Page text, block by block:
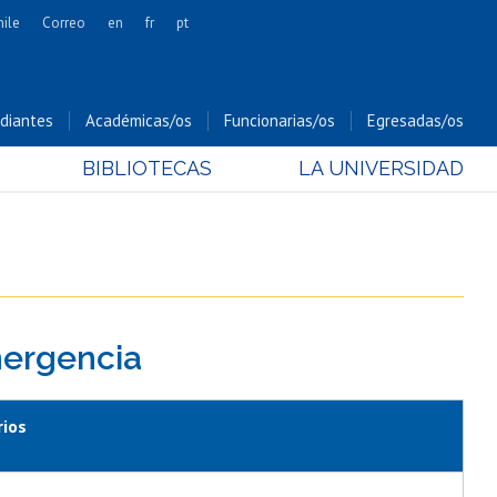
Cs. Forestales y Conservación
Cs. Sociales
Estudios Internacionales
Correo en fr pt
Académicas/os Funcionarias/os Egresadas/os
BIBLIOTECAS LA UNIVERSIDAD